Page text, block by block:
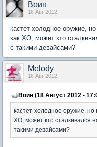
Воин
18 Авг 2012
кастет-холодное оружие,
как ХО, может кто
с такими девайсами?
Melody
18 Авг 2012
Воин (18 Август 2012 -
кастет-холодное оружие, но
ХО, может кто сталкивался
такими девайсами?